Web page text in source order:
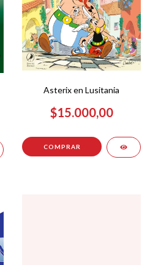
Asterix en Lusitania
$15.000,00